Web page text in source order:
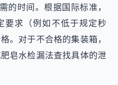
的时间。根据国际标准，
要求（例如不低于规定秒
。对于不合格的集装箱，
皂水检漏法查找具体的泄